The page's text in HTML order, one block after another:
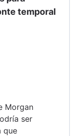
temporal
Morgan
ser
que